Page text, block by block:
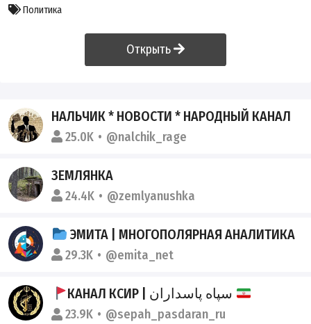
Политика
Открыть
НАЛЬЧИК * НОВОСТИ * НАРОДНЫЙ КАНАЛ
25.0K @nalchik_rage
ЗЕМЛЯНКА
24.4K @zemlyanushka
ЭМИТА | МНОГОПОЛЯРНАЯ АНАЛИТИКА
29.3K @emita_net
23.9K @sepah_pasdaran_ru